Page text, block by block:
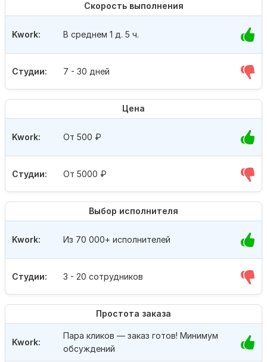
Скорость выполнения
Студии: 7 - 30 дней
Kwork: В среднем 1 д. 5 ч.
Цена
Студии: От 5000 ₽
Kwork: От 500 ₽
Выбор исполнителя
Студии: 3 - 20 сотрудников
Kwork: Из 70 000+ исполнителей
Простота заказа
Kwork:
Пара кликов — заказ готов! Минимум
обсуждений